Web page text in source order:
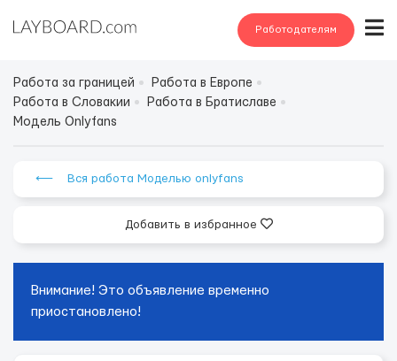
Работодателям
Работа за границей
Работа в Европе
Работа в Словакии
Работа в Братиславе
Модель Onlyfans
⟵ Вся работа Моделью onlyfans
Добавить в избранное
Внимание! Это объявление временно
приостановлено!